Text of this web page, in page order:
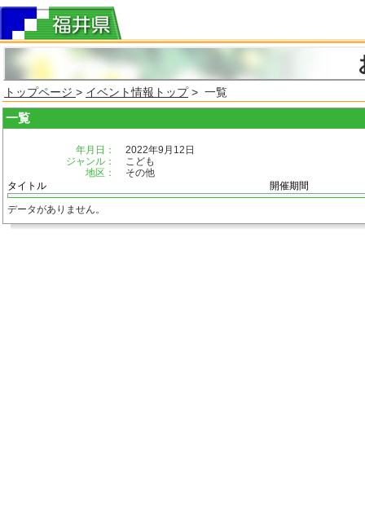
トップページ > イベント情報トップ> 一覧
一覧
年月日：
2022年9月12日
ジャンル：
こども
地区：
その他
タイトル
開催期間
データがありません。